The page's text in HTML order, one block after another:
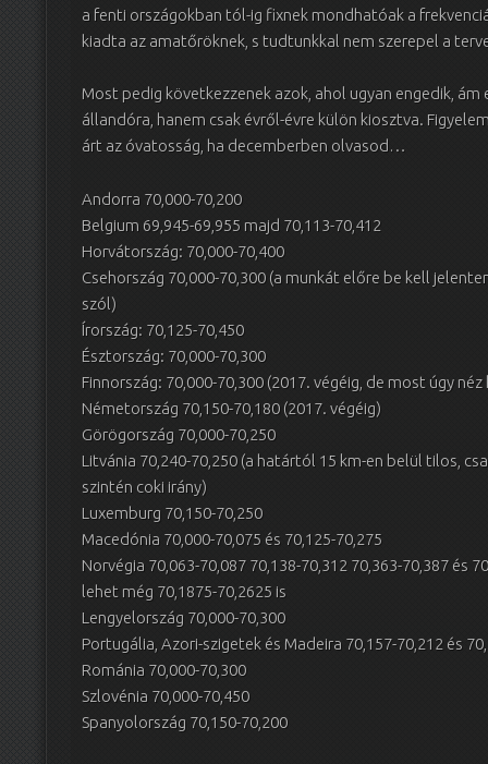
a fenti országokban tól-ig fixnek mondhatóak a
kiadta az amatőröknek, s tudtunkkal nem szerepel a
Most pedig következzenek azok, ahol ugyan engedik,
állandóra, hanem csak évről-évre külön kiosztva.
árt az óvatosság, ha decemberben olvasod…
Andorra 70,000-70,200
Belgium 69,945-69,955 majd 70,113-70,412
Horvátország: 70,000-70,400
Csehország 70,000-70,300 (a munkát előre be kell
szól)
Írország: 70,125-70,450
Észtország: 70,000-70,300
Finnország: 70,000-70,300 (2017. végéig, de most úgy
Németország 70,150-70,180 (2017. végéig)
Görögország 70,000-70,250
Litvánia 70,240-70,250 (a határtól 15 km-en belül tilos,
szintén coki irány)
Luxemburg 70,150-70,250
Macedónia 70,000-70,075 és 70,125-70,275
Norvégia 70,063-70,087 70,138-70,312 70,363-70,387 és
lehet még 70,1875-70,2625 is
Lengyelország 70,000-70,300
Portugália, Azori-szigetek és Madeira 70,157-70,212 és
Románia 70,000-70,300
Szlovénia 70,000-70,450
Spanyolország 70,150-70,200